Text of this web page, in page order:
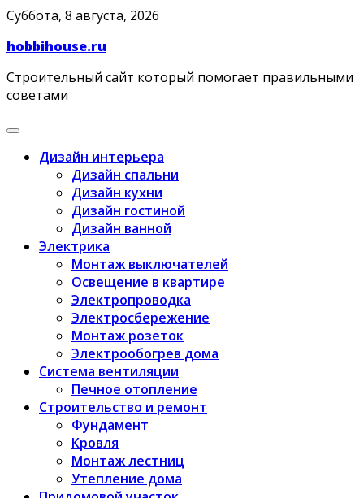
Skip
content
Суббота, 8 августа, 2026
hobbihouse.ru
Строительный сайт который помогает правильными
советами
Дизайн интерьера
Дизайн спальни
Дизайн кухни
Дизайн гостиной
Дизайн ванной
Электрика
Монтаж выключателей
Освещение в квартире
Электропроводка
Электросбережение
Монтаж розеток
Электрообогрев дома
Система вентиляции
Печное отопление
Строительство и ремонт
Фундамент
Кровля
Монтаж лестниц
Утепление дома